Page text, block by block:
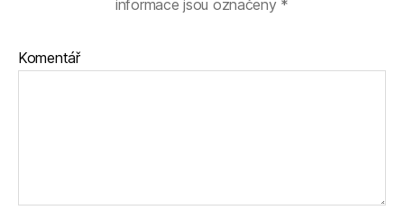
informace jsou označeny *
Komentář